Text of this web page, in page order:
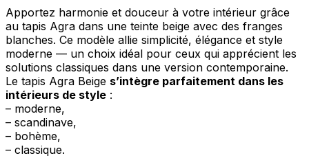
Apportez harmonie et douceur à votre intérieur grâce
au tapis Agra dans une teinte beige avec des franges
blanches. Ce modèle allie simplicité, élégance et style
moderne — un choix idéal pour ceux qui apprécient les
solutions classiques dans une version contemporaine.
Le tapis Agra Beige s’intègre parfaitement dans les
intérieurs de style :
– moderne,
– scandinave,
– bohème,
– classique.